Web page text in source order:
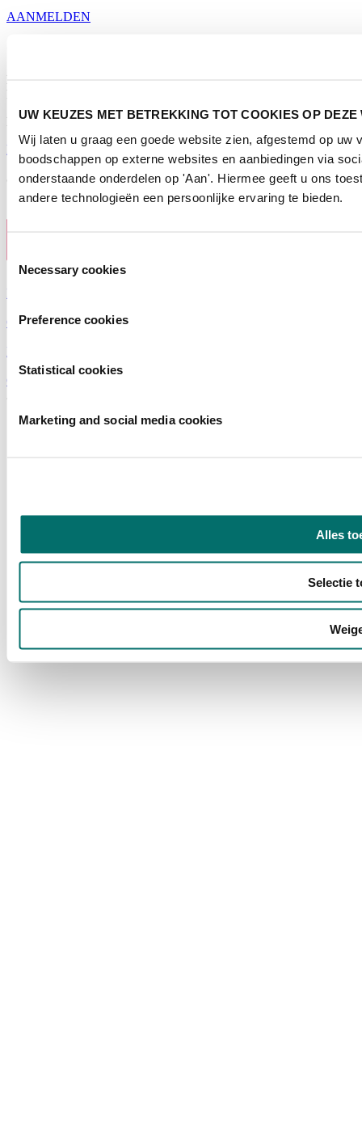
UW KEUZES MET BETREKKING TOT COOKIES OP DEZE
Wij laten u graag een goede website zien, afgestemd op
boodschappen op externe websites en aanbiedingen via
onderstaande onderdelen op 'Aan'. Hiermee geeft u ons
andere technologieën een persoonlijke ervaring te bieden.
Necessary cookies
Preference cookies
Statistical cookies
Marketing and social media cookies
Alles
Selectie
AANMELDEN
Horecava
Postbus 77777, 1070 MS Amsterdam
Europaplein 24, 1078 GZ Amsterdam
horecava@rai.nl
Georganiseerd door
Privacyverklaring
Gebruiksvoorwaarden
Exposanten waarschuwing
Cookieverklaring